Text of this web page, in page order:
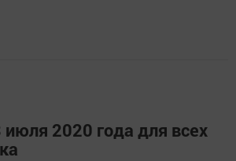
июля 2020 года для всех